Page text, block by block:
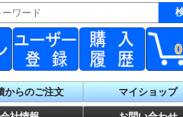
0
からのご注文 マイショップ